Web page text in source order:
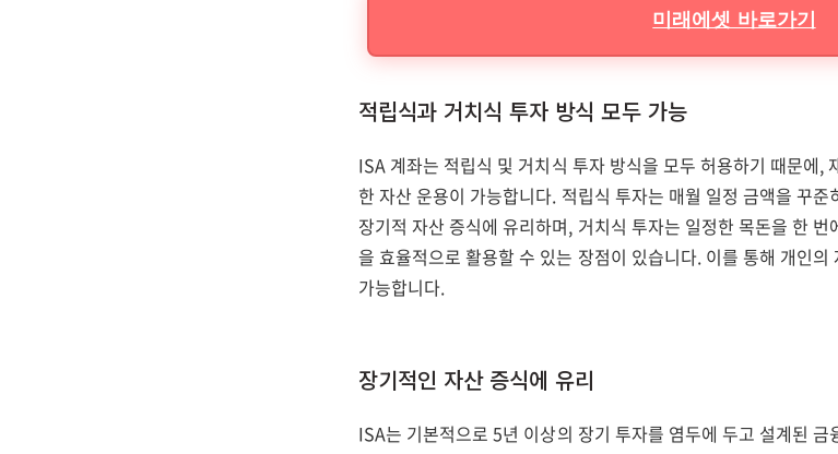
미래에셋 바로가기
적립식과 거치식 투자 방식 모두 가능
ISA 계좌는 적립식 및 거치식 투자 방식을 모두 허용하기 때문에,
한 자산 운용이 가능합니다. 적립식 투자는 매월 일정 금액을 꾸
장기적 자산 증식에 유리하며, 거치식 투자는 일정한 목돈을 한
을 효율적으로 활용할 수 있는 장점이 있습니다. 이를 통해 개인
가능합니다.
장기적인 자산 증식에 유리
ISA는 기본적으로 5년 이상의 장기 투자를 염두에 두고 설계된